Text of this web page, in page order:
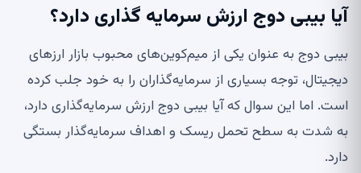
آیا بیبی دوج ارزش سرمایه گذاری دارد؟
بیبی دوج به عنوان یکی از میم‌کوین‌های محبوب بازار ارزهای
دیجیتال، توجه بسیاری از سرمایه‌گذاران را به خود جلب کرده
است. اما این سوال که آیا بیبی دوج ارزش سرمایه‌گذاری دارد،
به شدت به سطح تحمل ریسک و اهداف سرمایه‌گذار بستگی
دارد.